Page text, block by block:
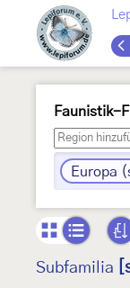
Faunistik-
Europa
Subfamilia